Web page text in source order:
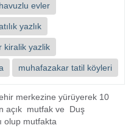
evler
yazlık
kiralik yazlik
muhafazakar tatil köyleri
merkezine yürüyerek 10
açık mutfak ve Duş
olup mutfakta